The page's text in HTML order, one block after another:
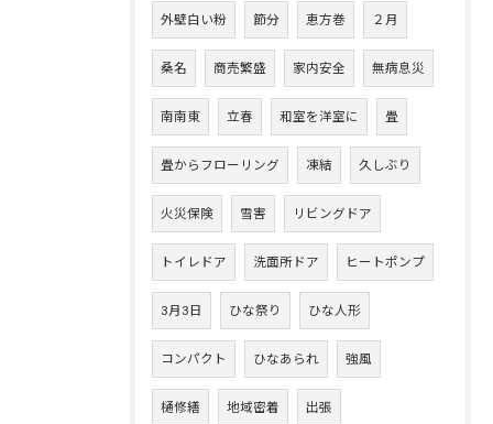
外壁白い粉 節分 恵方巻 ２月
桑名 商売繁盛 家内安全 無病息災
南南東 立春 和室を洋室に 畳
畳からフローリング 凍結 久しぶり
火災保険 雪害 リビングドア
トイレドア 洗面所ドア ヒートポンプ
3月3日 ひな祭り ひな人形
コンパクト ひなあられ 強風
樋修繕 地域密着 出張